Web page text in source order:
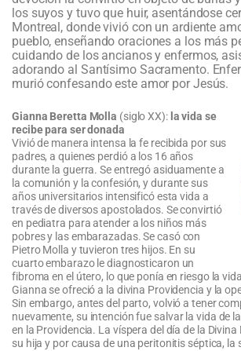
los suyos y tuvo que huir, asentándose
Montreal, donde vivió con un ardiente
pueblo, enseñando oraciones a los más
cuidando de los ancianos y enfermos,
adorando al Santísimo Sacramento.
murió confesando este amor por Jesús.
Gianna Beretta Molla (siglo XX): la vida se
recibe para ser donada
Vivió de manera intensa la fe recibida por sus
padres, a quienes perdió a los 16 años
durante la guerra. Se entregó asiduamente a
la comunión y la confesión, y durante sus
años universitarios intensificó esta vida a
través de diversos apostolados. Se convirtió
en pediatra para atender a los niños más
pobres y las embarazadas. Se casó con
Pietro Molla y tuvieron tres hijos. En su
cuarto embarazo le diagnosticaron un
fibroma en el útero, lo que ponía en riesgo la
Gianna se ofreció a la divina Providencia y la
Sin embargo, antes del parto, volvió a tener
nuevamente, su intención fue salvar la vida de
en la Providencia. La víspera del día de la
su hija y por causa de una peritonitis séptica, la